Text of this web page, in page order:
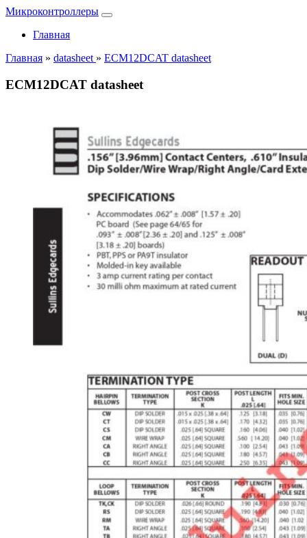
Микроконтроллеры
Главная
Главная » datasheet » ECM12DCAT datasheet
ECM12DCAT datasheet